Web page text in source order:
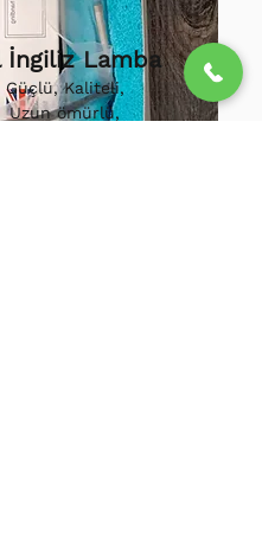
İngiliz Lamba
Güçlü, Kaliteli,
Uzun ömürlü,